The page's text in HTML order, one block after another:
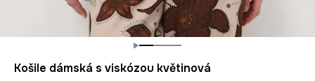
Košile dámská s viskózou květinová